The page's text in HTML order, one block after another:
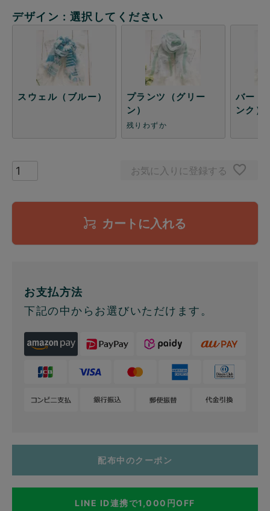
デザイン 選択してください
スウェル（ブルー）
プランツ（グリー
ン）
残りわずか
バード
ンク）
お気に入りに登録する
カートに入れる
お支払方法
下記の中からお選びいただけます。
配布中のクーポン
LINE ID連携で1,000円OFF